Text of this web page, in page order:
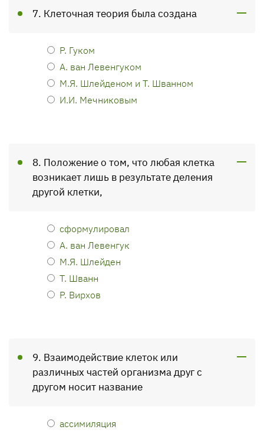
7. Клеточная теория была создана
Р. Гуком
А. ван Левенгуком
М.Я. Шлейденом и Т. Шванном
И.И. Мечниковым
8. Положение о том, что любая клетка
возникает лишь в результате деления
другой клетки,
сформулировал
А. ван Левенгук
М.Я. Шлейден
Т. Шванн
Р. Вирхов
9. Взаимодействие клеток или
различных частей организма друг с
другом носит название
ассимиляция